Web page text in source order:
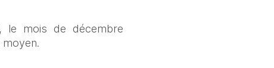
le mois de décembre
moyen.